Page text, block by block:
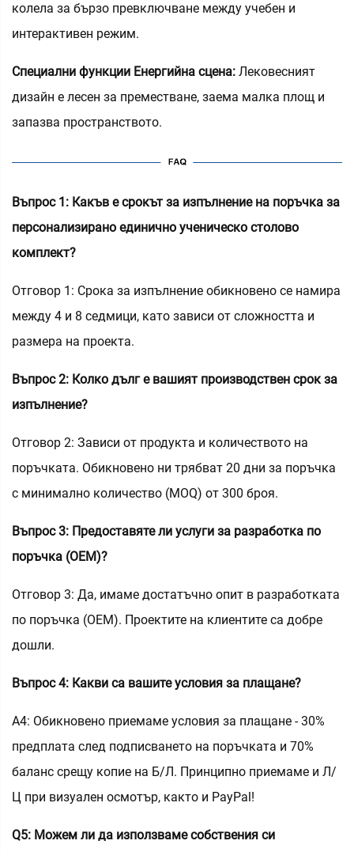
колела за бързо превключване между учебен и
интерактивен режим.
Специални функции Енергийна сцена: Лековесният
дизайн е лесен за преместване, заема малка площ и
запазва пространството.
Въпрос 1: Какъв е срокът за изпълнение на поръчка за
персонализирано единично ученическо столово
комплект?
Отговор 1: Срока за изпълнение обикновено се намира
между 4 и 8 седмици, като зависи от сложността и
размера на проекта.
Въпрос 2: Колко дълг е вашият производствен срок за
изпълнение?
Отговор 2: Зависи от продукта и количеството на
поръчката. Обикновено ни трябват 20 дни за поръчка
с минимално количество (MOQ) от 300 броя.
Въпрос 3: Предоставяте ли услуги за разработка по
поръчка (OEM)?
Отговор 3: Да, имаме достатъчно опит в разработката
по поръчка (OEM). Проектите на клиентите са добре
дошли.
Въпрос 4: Какви са вашите условия за плащане?
A4: Обикновено приемаме условия за плащане - 30%
предплата след подписването на поръчката и 70%
баланс срещу копие на Б/Л. Принципно приемаме и Л/
Ц при визуален осмотър, както и PayPal!
Q5: Можем ли да използваме собствения си